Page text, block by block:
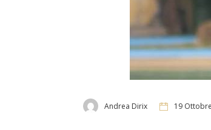
Andrea Dirix 19